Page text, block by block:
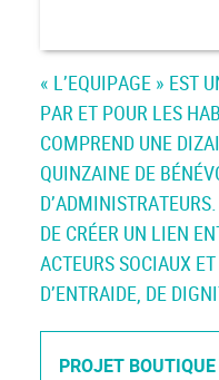
« L’EQUIPAGE » EST
PAR ET POUR LES
COMPREND UNE
QUINZAINE DE
DE CRÉER UN LIEN
ACTEURS SOCIAUX
D’ENTRAIDE, DE
PROJET